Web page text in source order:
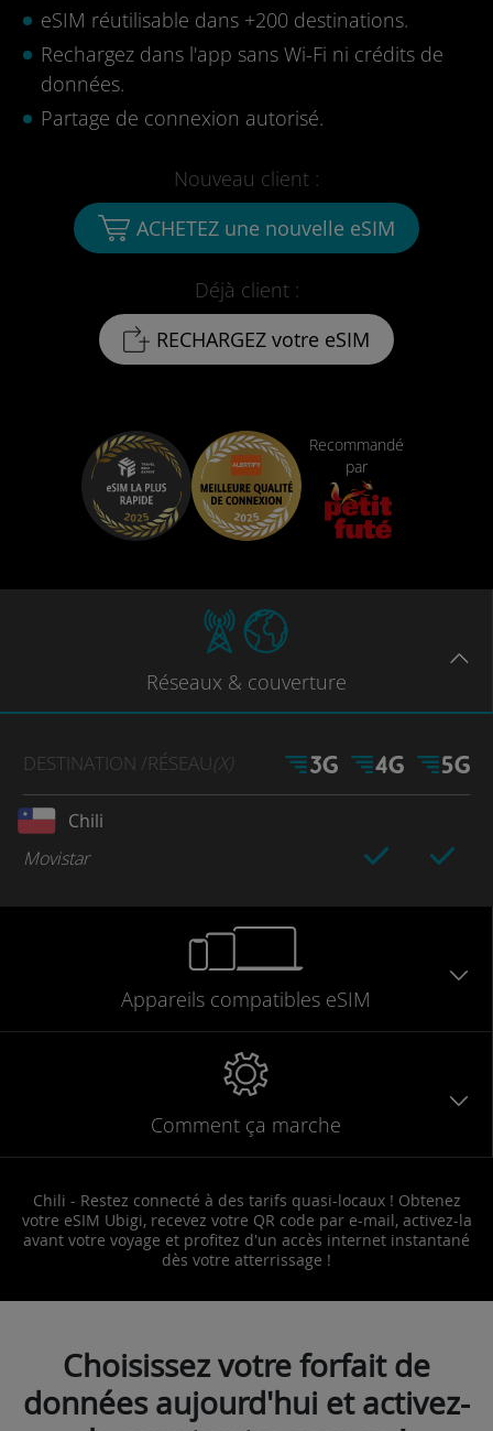
eSIM réutilisable dans +200 destinations.
Rechargez dans l'app sans Wi-Fi ni crédits de
données.
Partage de connexion autorisé.
Déjà client :
RECHARGEZ votre eSIM
Nouveau client :
ACHETEZ une nouvelle eSIM
Recommandé
par
Réseaux & couverture
DESTINATION /RÉSEAU(X)
Chili
Movistar
Appareils compatibles eSIM
Comment ça marche
Chili - Restez connecté à des tarifs quasi-locaux ! Obtenez
votre eSIM Ubigi, recevez votre QR code par e-mail, activez-la
avant votre voyage et profitez d'un accès internet instantané
dès votre atterrissage !
Choisissez votre forfait de
données aujourd'hui et activez-